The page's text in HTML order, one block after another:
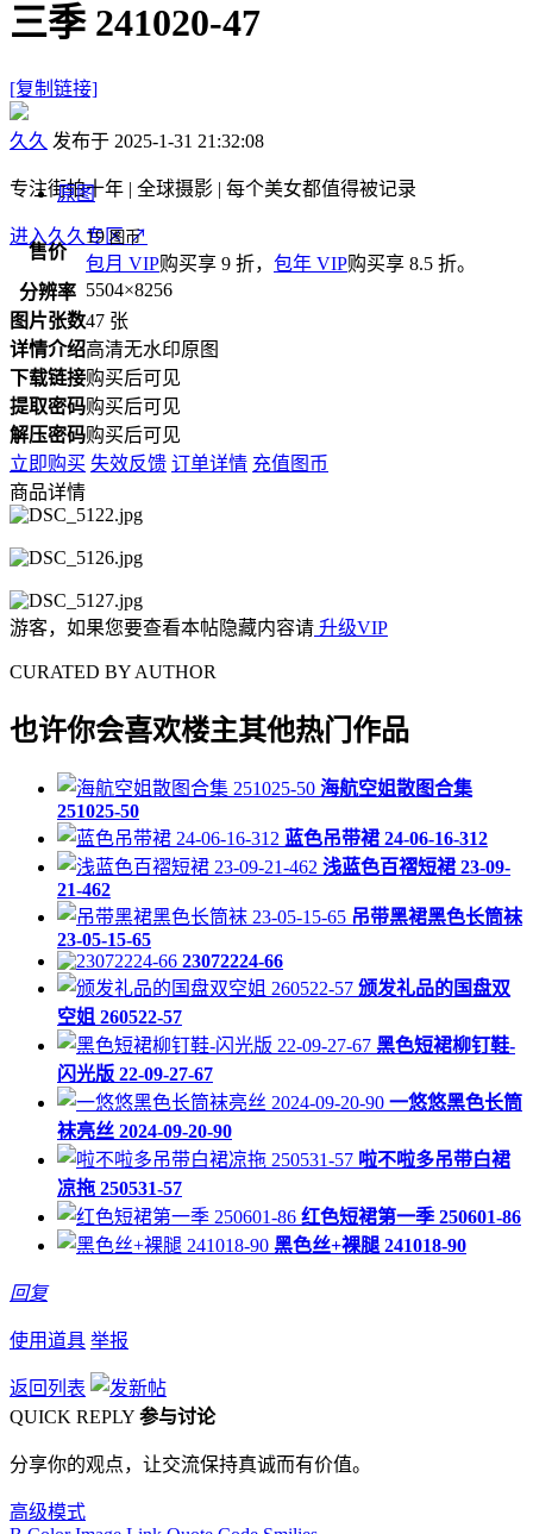
三季 241020-47
[复制链接]
久久 发布于 2025-1-31 21:32:08
专注街拍十年 | 全球摄影 | 每个美女都值得被记录
进入久久专区↗
原图
售价
19图币
包月 VIP购买享 9 折， 包年 VIP购买享 8.5 折。
分辨率 5504×8256
图片张数47 张
详情介绍高清无水印原图
下载链接购买后可见
提取密码购买后可见
解压密码购买后可见
立即购买 失效反馈 订单详情 充值图币
商品详情
游客，如果您要查看本帖隐藏内容请 升级VIP
CURATED BY AUTHOR
也许你会喜欢楼主其他热门作品
海航空姐散图合集
251025-50
蓝色吊带裙 24-06-16-312
浅蓝色百褶短裙 23-09-
21-462
吊带黑裙黑色长筒袜
23-05-15-65
23072224-66
颁发礼品的国盘双
空姐 260522-57
黑色短裙柳钉鞋-
闪光版 22-09-27-67
一悠悠黑色长筒
袜亮丝 2024-09-20-90
啦不啦多吊带白裙
凉拖 250531-57
红色短裙第一季 250601-86
黑色丝+裸腿 241018-90
回复
使用道具 举报
返回列表
QUICK REPLY 参与讨论
分享你的观点，让交流保持真诚而有价值。
高级模式